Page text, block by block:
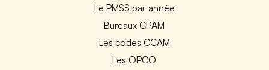
Le PMSS par année
Bureaux CPAM
Les codes CCAM
Les OPCO